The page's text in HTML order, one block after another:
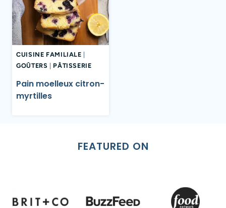
CUISINE FAMILIALE
GOÛTERS
PÂTISSERIE
Pain moelleux citron-
myrtilles
FEATURED ON